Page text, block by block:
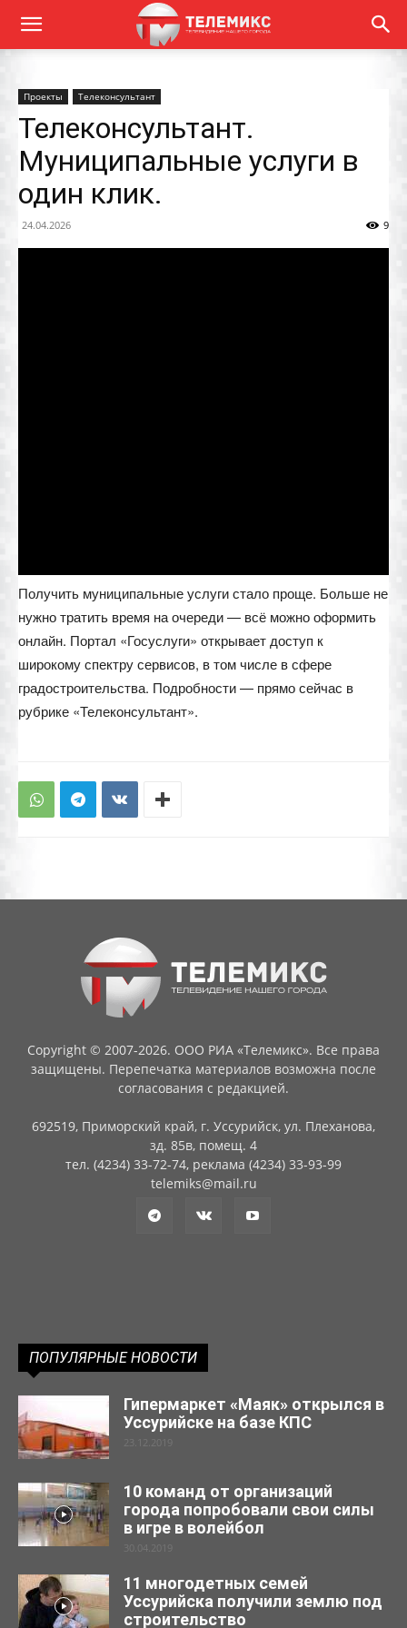
Проекты Телеконсультант
Телеконсультант.
Муниципальные услуги в
один клик.
24.04.2026 9
Получить муниципальные услуги стало проще. Больше не
нужно тратить время на очереди — всё можно оформить
онлайн. Портал «Госуслуги» открывает доступ к
широкому спектру сервисов, в том числе в сфере
градостроительства. Подробности — прямо сейчас в
рубрике «Телеконсультант».
Copyright © 2007-2026. ООО РИА «Телемикс». Все права
защищены. Перепечатка материалов возможна после
согласования с редакцией.
692519, Приморский край, г. Уссурийск, ул. Плеханова,
зд. 85в, помещ. 4
тел. (4234) 33-72-74, реклама (4234) 33-93-99
telemiks@mail.ru
ПОПУЛЯРНЫЕ НОВОСТИ
Гипермаркет «Маяк» открылся в
Уссурийске на базе КПС
23.12.2019
10 команд от организаций
города попробовали свои силы
в игре в волейбол
30.04.2019
11 многодетных семей
Уссурийска получили землю под
строительство